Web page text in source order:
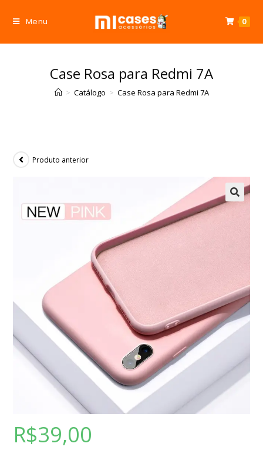
Menu 0
Case Rosa para Redmi 7A
> Catálogo > Case Rosa para Redmi 7A
Produto anterior
R$39,00